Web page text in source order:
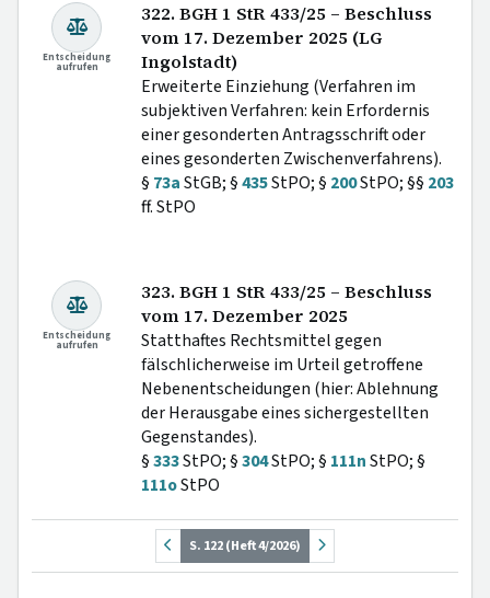
Entscheidung
aufrufen
322. BGH 1 StR 433/25 – Beschluss
vom 17. Dezember 2025 (LG
Ingolstadt)
Erweiterte Einziehung (Verfahren im
subjektiven Verfahren: kein Erfordernis
einer gesonderten Antragsschrift oder
eines gesonderten Zwischenverfahrens).
§ 73aStGB; §435StPO; § 200StPO; §§ 203
ff. StPO
Entscheidung
aufrufen
323. BGH 1 StR 433/25 – Beschluss
vom 17. Dezember 2025
Statthaftes Rechtsmittel gegen
fälschlicherweise im Urteil getroffene
Nebenentscheidungen (hier: Ablehnung
der Herausgabe eines sichergestellten
Gegenstandes).
§333StPO; §304StPO; § 111nStPO; §
111oStPO
S. 122 (Heft 4/2026)